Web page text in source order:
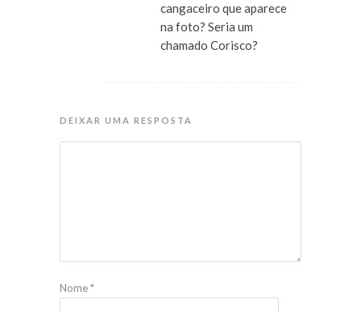
cangaceiro que aparece
na foto? Seria um
chamado Corisco?
DEIXAR UMA RESPOSTA
Nome*